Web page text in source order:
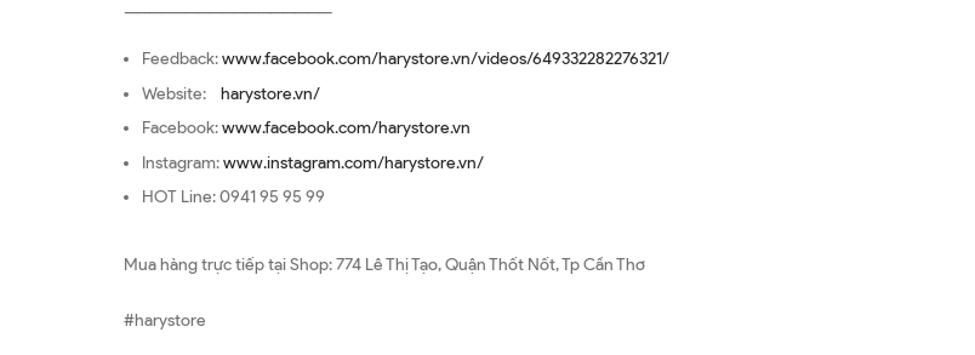
—————————————————
Feedback:www.facebook.com/harystore.vn/videos/649332282276321/
Website: harystore.vn/
Facebook:www.facebook.com/harystore.vn
Instagram:www.instagram.com/harystore.vn/
HOT Line: 0941 95 95 99
Mua hàng trực tiếp tại Shop: 774 Lê Thị Tạo, Quận Thốt Nốt, Tp Cần Thơ
#harystore